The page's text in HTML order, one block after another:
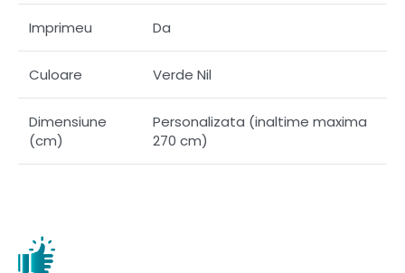
Imprimeu Da
Culoare Verde Nil
Dimensiune
(cm)
Personalizata (inaltime maxima
270 cm)